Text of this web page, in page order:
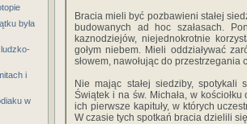
była
i
w
Bracia mieli być pozbawieni stałej
budowanych ad hoc szałasach.
kaznodziejów, niejednokrotnie
gołym niebem. Mieli oddziaływać
słowem, nawołując do
Nie mając stałej siedziby,
Świątek i na św. Michała, w
ich pierwsze kapituły, w których
W czasie tych spotkań bracia dzielili